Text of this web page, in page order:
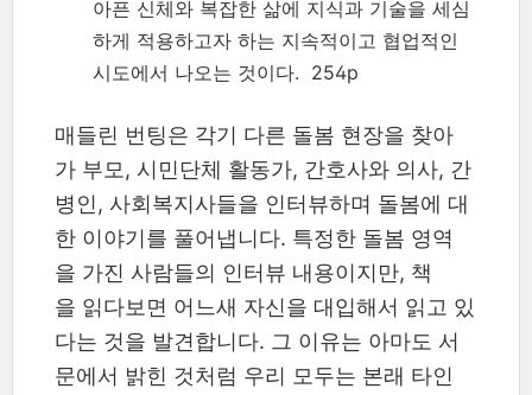
아픈 신체와 복잡한 삶에 지식과 기술을 세심
하게 적용하고자 하는 지속적이고 협업적인
시도에서 나오는 것이다. 254p
매들린 번팅은 각기 다른 돌봄 현장을 찾아
가 부모, 시민단체 활동가, 간호사와 의사, 간
병인, 사회복지사들을 인터뷰하며 돌봄에 대
한 이야기를 풀어냅니다. 특정한 돌봄 영역
을 가진 사람들의 인터뷰 내용이지만, 책
을 읽다보면 어느새 자신을 대입해서 읽고 있
다는 것을 발견합니다. 그 이유는 아마도 서
문에서 밝힌 것처럼 우리 모두는 본래 타인